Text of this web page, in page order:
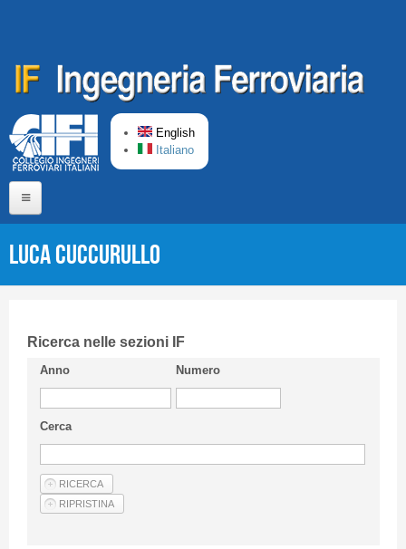
English
Italiano
Short presentation CIFI
Guideline
Privacy & Policy
Articles
Luca CUCCURULLO
Ricerca nelle sezioni IF
Anno Numero
Cerca